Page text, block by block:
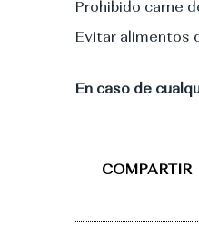
Prohibido carne
Evitar alimentos
En caso de
COMPARTIR